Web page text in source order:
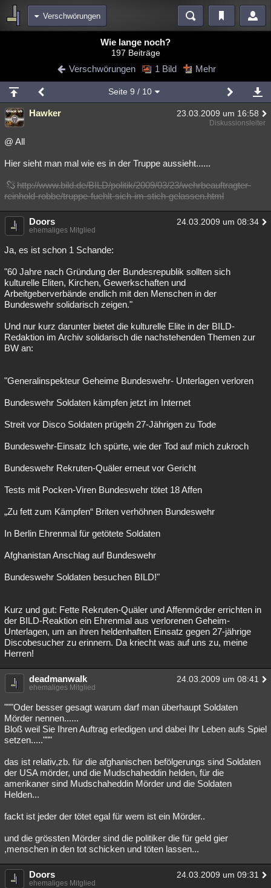
Verschwörungen
Blogs Videos
Chat Wiki Neuigkeiten
meine Rubriken
Menschen Mystery Kriminalfälle
Spiritualität
Natur Umfragen Unterhaltung
weitere Rubriken
Philosophie Träume Orte Esoterik Literatur
Astronomie Gaming Filme
Musik Clash Verbesserungen
Besucht Teilgenommen Alle Neue
Lesenswert Schlüsselwörter
Wie lange noch?
197 Beiträge
Verschwörungen 1 Bild Mehr
Seite 9 / 10
Hawker 23.03.2009 um 16:58
Diskussionsleiter
@ All
Hier sieht man mal wie es in der Truppe aussieht......
http://www.bild.de/BILD/politik/2009/03/23/wehrbeauftragter-
reinhold-robbe/truppe-fuehlt-sich-im-stich-gelassen.html
Doors 24.03.2009 um 08:34
ehemaliges Mitglied
Ja, es ist schon 1 Schande:
"60 Jahre nach Gründung der Bundesrepublik sollten sich
kulturelle Eliten, Kirchen, Gewerkschaften und
Arbeitgeberverbände endlich mit den Menschen in der
Bundeswehr solidarisch zeigen."
Und nur kurz darunter bietet die kulturelle Elite in der BILD-
Redaktion im Archiv solidarisch die nachstehenden Themen zur
BW an:
"Generalinspekteur Geheime Bundeswehr- Unterlagen verloren
Bundeswehr Soldaten kämpfen jetzt im Internet
Streit vor Disco Soldaten prügeln 27-Jährigen zu Tode
Bundeswehr-Einsatz Ich spürte, wie der Tod auf mich zukroch
Bundeswehr Rekruten-Quäler erneut vor Gericht
Tests mit Pocken-Viren Bundeswehr tötet 18 Affen
„Zu fett zum Kämpfen“ Briten verhöhnen Bundeswehr
In Berlin Ehrenmal für getötete Soldaten
Afghanistan Anschlag auf Bundeswehr
Bundeswehr Soldaten besuchen BILD!"
Kurz und gut: Fette Rekruten-Quäler und Affenmörder errichten in
der BILD-Reaktion ein Ehrenmal aus verlorenen Geheim-
Unterlagen, um an ihren heldenhaften Einsatz gegen 27-jährige
Discobesucher zu erinnern. Da kriecht was auf uns zu, meine
Herren!
deadmanwalk 24.03.2009 um 08:41
ehemaliges Mitglied
"""Oder besser gesagt warum darf man überhaupt Soldaten
Mörder nennen......
Bloß weil Sie Ihren Auftrag erledigen und dabei Ihr Leben aufs Spiel
setzen....."""
das ist relativ,zb. für die afghanischen befölgerungs sind Soldaten
der USA mörder, und die Mudschaheddin helden, für die
amerikaner sind Mudschaheddin Mörder und die Soldaten
Helden...
fackt ist jeder der tötet egal für wem ist ein Mörder..
und die grössten Mörder sind die politiker die für geld gier
,menschen in den tot schicken und töten lassen...
Doors 24.03.2009 um 09:31
ehemaliges Mitglied